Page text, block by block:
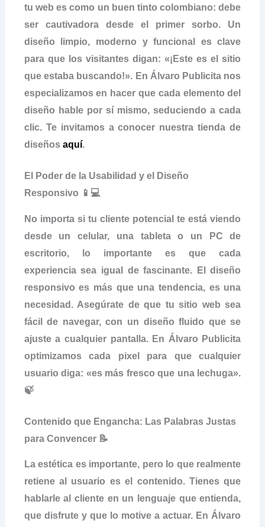
tu web es como un buen tinto colombiano: debe
ser cautivadora desde el primer sorbo. Un
diseño limpio, moderno y funcional es clave
para que los visitantes digan: «¡Este es el sitio
que estaba buscando!». En Álvaro Publicita nos
especializamos en hacer que cada elemento del
diseño hable por sí mismo, seduciendo a cada
clic. Te invitamos a conocer nuestra tienda de
diseños aquí.
El Poder de la Usabilidad y el Diseño
Responsivo 📱💻
No importa si tu cliente potencial te está viendo
desde un celular, una tableta o un PC de
escritorio, lo importante es que cada
experiencia sea igual de fascinante. El diseño
responsivo es más que una tendencia, es una
necesidad. Asegúrate de que tu sitio web sea
fácil de navegar, con un diseño fluido que se
ajuste a cualquier pantalla. En Álvaro Publicita
optimizamos cada pixel para que cualquier
usuario diga: «es más fresco que una lechuga».
🍃
Contenido que Engancha: Las Palabras Justas
para Convencer 📝
La estética es importante, pero lo que realmente
retiene al usuario es el contenido. Tienes que
hablarle al cliente en un lenguaje que entienda,
que disfrute y que lo motive a actuar. En Álvaro